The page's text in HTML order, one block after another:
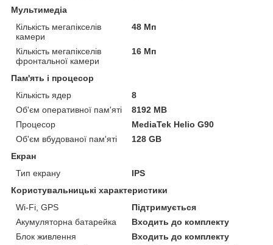
Мультимедіа
Кількість мегапікселів
камери
48 Мп
Кількість мегапікселів
фронтальної камери
16 Мп
Пам'ять і процесор
Кількість ядер
8
Об'єм оперативної пам'яті
8192 MB
Процесор
MediaTek Helio G90
Об'єм вбудованої пам'яті
128 GB
Екран
Тип екрану
IPS
Користувальницькі характеристики
Wi-Fi, GPS
Підтримується
Акумуляторна батарейка
Входить до комплекту
Блок живлення
Входить до комплекту